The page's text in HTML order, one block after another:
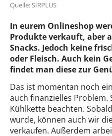
Quelle: SIRPLUS
In eurem Onlineshop
Produkte verkauft, aber
Snacks. Jedoch keine
oder Fleisch. Auch kein
findet man diese zur
Das ist momentan noch
auch finanzielles Problem.
Kühlkette beachten.
wurde, können auch wir
verkaufen. Außerdem